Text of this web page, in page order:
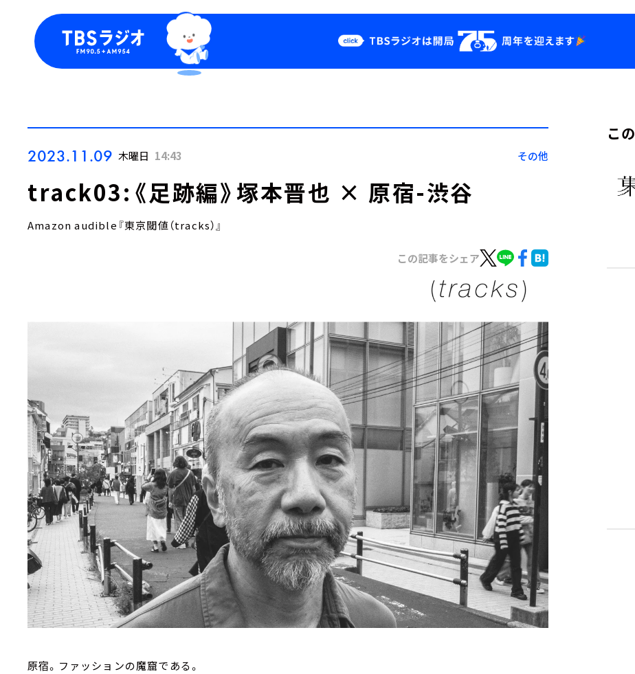
Podcast
YouTube
2023.11.09 木曜日 14:43 その他
track03:《足跡編》塚本晋也 × 原宿-渋谷
Amazon audible『東京閾値（tracks）』
この記事をシェア
原宿。ファッションの魔窟である。
こ